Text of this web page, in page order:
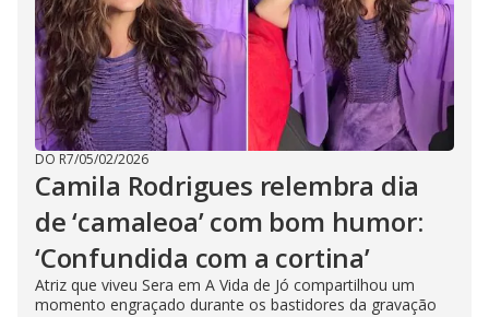
DO R7/05/02/2026
Camila Rodrigues relembra dia
de ‘camaleoa’ com bom humor:
‘Confundida com a cortina’
Atriz que viveu Sera em A Vida de Jó compartilhou um
momento engraçado durante os bastidores da gravação